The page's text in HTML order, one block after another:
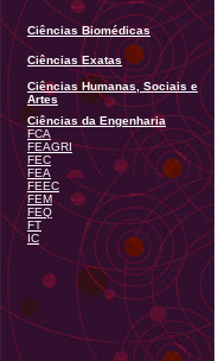
Ciências Biomédicas
Ciências Exatas
Ciências Humanas, Sociais e
Artes
Ciências da Engenharia
FCA
FEAGRI
FEC
FEA
FEEC
FEM
FEQ
FT
IC